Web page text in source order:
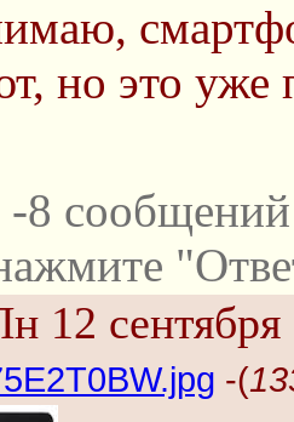
но это уже
8
12
-(